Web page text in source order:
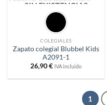
Añadir
SIN EXISTENCIAS
COLEGIALES
Zapato colegial Blubbel Kids
A2091-1
26,90€ IVA incluido
1